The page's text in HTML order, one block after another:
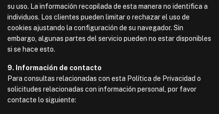
su uso. La información recopilada de esta manera no identifica a
individuos. Los clientes pueden limitar o rechazar el uso de
cookies ajustando la configuración de su navegador. Sin
embargo, algunas partes del servicio pueden no estar disponibles
si se hace esto.
9. Información de contacto
Para consultas relacionadas con esta Política de Privacidad o
solicitudes relacionadas con información personal, por favor
contacte lo siguiente: